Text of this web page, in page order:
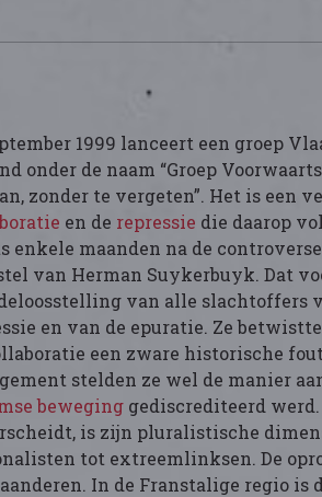
1999 lanceert een groep
onder de naam “Groep
zonder te vergeten”. Het is een
en de repressie die daarop
enkele maanden na de
van Herman Suykerbuyk. Dat
van alle slachtoffers
en van de epuratie. Ze
een zware historische
stelden ze wel de manier
beweging gediscrediteerd
is zijn pluralistische
tot extreemlinksen. De
In de Franstalige regio is